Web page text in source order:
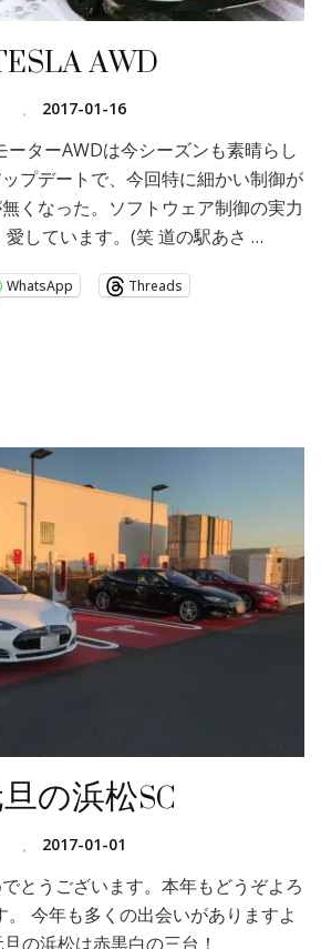
AWD
、 2017-01-16
ーターAWDは今シーズンも素晴らし
プデートで、今回特に細かい制御が
くなった。ソフトウェア制御の実力
愛しています。(笑 道の駅あさ …
WhatsApp
Threads
の浜松SC
2017-01-01
とうございます。本年もどうぞよろ
。 今年も多くの出会いがありますよ
の浜松は赤黒白の三台！